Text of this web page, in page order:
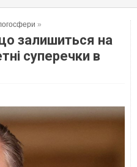
»
залишиться на
суперечки в